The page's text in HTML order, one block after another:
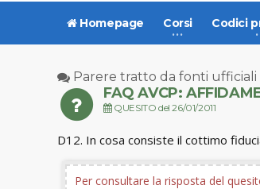
Homepage Corsi Codici
Parere tratto da fonti ufficiali
FAQ AVCP:
QUESITO del 26/01/2011
D12. In cosa consiste il cottimo
Per consultare la risposta del